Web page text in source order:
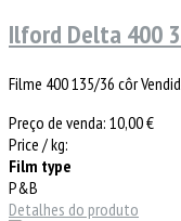
Ilford Delta 400
Filme 400 135/36 côr
Preço de venda: 10,00 €
Price / kg:
Film type
P&B
Detalhes do produto